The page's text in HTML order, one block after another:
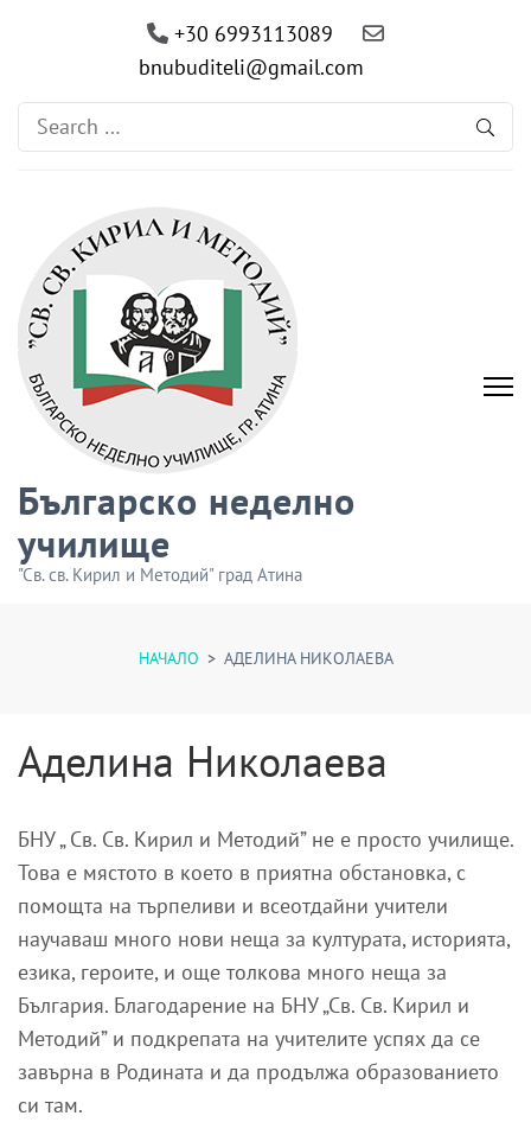
+30 6993113089
bnubuditeli@gmail.com
Search
for:
Българско неделно
училище
"Св. св. Кирил и Методий" град Атина
НАЧАЛО > АДЕЛИНА НИКОЛАЕВА
Аделина Николаева
БНУ „ Св. Св. Кирил и Методий” не е просто училище.
Това е мястото в което в приятна обстановка, с
помощта на търпеливи и всеотдайни учители
научаваш много нови неща за културата, историята,
езика, героите, и още толкова много неща за
България. Благодарение на БНУ „Св. Св. Кирил и
Методий” и подкрепата на учителите успях да се
завърна в Родината и да продължа образованието
си там.